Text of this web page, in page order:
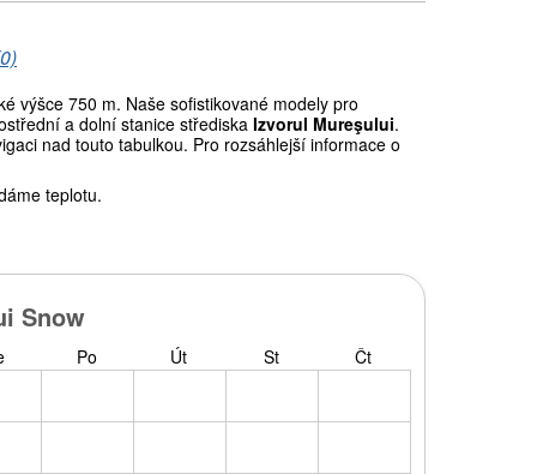
výšce 750 m. Naše sofistikované modely pro
a dolní stanice střediska Izvorul Mureşului.
nad touto tabulkou. Pro rozsáhlejší informace o
teplotu.